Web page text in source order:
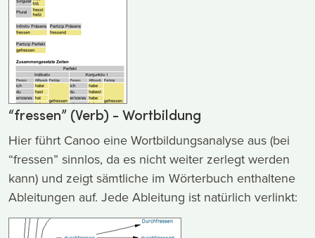
“fressen” (Verb) - Wortbildung
Hier führt Canoo eine Wortbildungsanalyse aus (bei
“fressen” sinnlos, da es nicht weiter zerlegt werden
kann) und zeigt sämtliche im Wörterbuch enthaltene
Ableitungen auf. Jede Ableitung ist natürlich verlinkt: